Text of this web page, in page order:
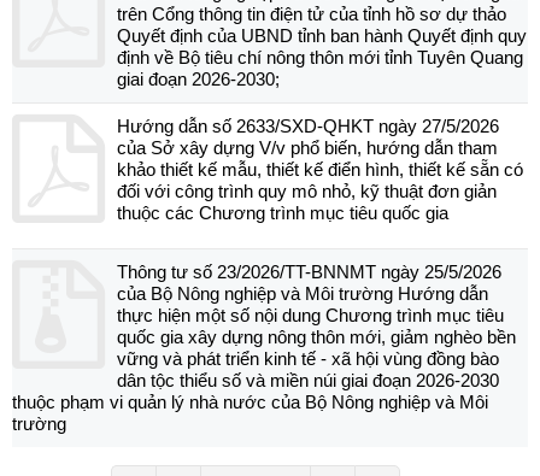
trên Cổng thông tin điện tử của tỉnh hồ sơ dự thảo
Quyết định của UBND tỉnh ban hành Quyết định quy
định về Bộ tiêu chí nông thôn mới tỉnh Tuyên Quang
giai đoạn 2026-2030;
Hướng dẫn số 2633/SXD-QHKT ngày 27/5/2026
của Sở xây dựng V/v phổ biến, hướng dẫn tham
khảo thiết kế mẫu, thiết kế điển hình, thiết kế sẵn có
đối với công trình quy mô nhỏ, kỹ thuật đơn giản
thuộc các Chương trình mục tiêu quốc gia
Thông tư số 23/2026/TT-BNNMT ngày 25/5/2026
của Bộ Nông nghiệp và Môi trường Hướng dẫn
thực hiện một số nội dung Chương trình mục tiêu
quốc gia xây dựng nông thôn mới, giảm nghèo bền
vững và phát triển kinh tế - xã hội vùng đồng bào
dân tộc thiểu số và miền núi giai đoạn 2026-2030
thuộc phạm vi quản lý nhà nước của Bộ Nông nghiệp và Môi
trường